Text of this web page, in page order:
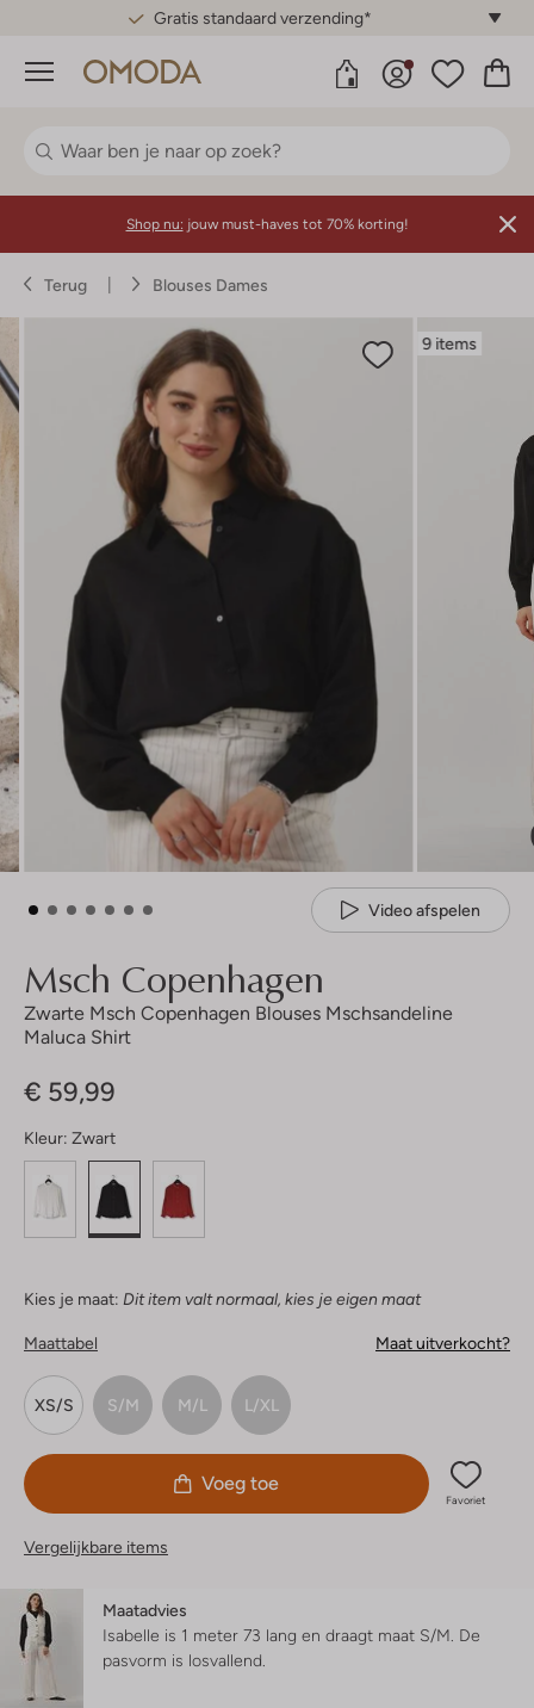
Gratis standaard verzending*
Menu
Shop nu: jouw must-haves tot 70% korting!
Terug Blouses Dames
9 items
Video afspelen
Msch Copenhagen
Zwarte Msch Copenhagen Blouses Mschsandeline
Maluca Shirt
€ 59,99
Kleur: Zwart
Kies je maat: Dit item valt normaal, kies je eigen maat
Maattabel Maat uitverkocht?
XS/S S/M M/L L/XL
Voeg toe
Favoriet
Vergelijkbare items
Maatadvies
Isabelle is 1 meter 73 lang en draagt maat S/M. De
pasvorm is losvallend